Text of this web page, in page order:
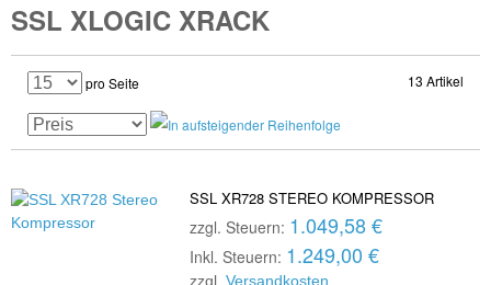
SSL XLOGIC XRACK
13 Artikel
pro Seite
SSL XR728 STEREO KOMPRESSOR
zzgl. Steuern: 1.049,58 €
Inkl. Steuern: 1.249,00 €
zzgl. Versandkosten